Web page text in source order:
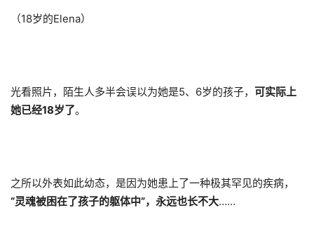
（18岁的Elena）
光看照片，陌生人多半会误以为她是5、6岁的孩子， 可实际上
她已经18岁了。
之所以外表如此幼态，是因为她患上了一种极其罕见的疾病，
“灵魂被困在了孩子的躯体中”，永远也长不大……